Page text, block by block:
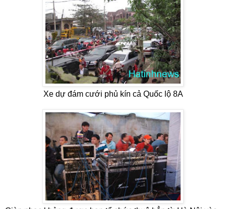
Xe dự đám cưới phủ kín cả Quốc lộ 8A